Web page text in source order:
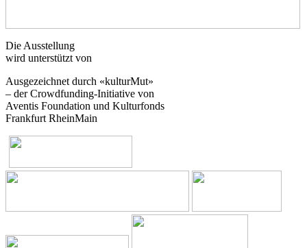
Die Ausstellung
wird unterstützt von
Ausgezeichnet durch «kulturMut»
– der Crowdfunding-Initiative von
Aventis Foundation und Kulturfonds
Frankfurt RheinMain